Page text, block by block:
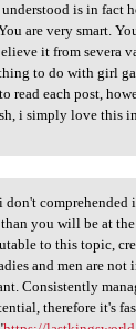
understood is in fact
are very smart.
it from severa
to do with girl
read each post,
i simply love this
i don't
don't
you will be at the
to this topic,
and men are
Consistently
therefore it's